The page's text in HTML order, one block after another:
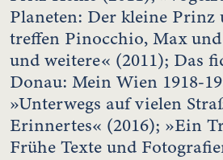
Planeten: Der kleine Prinz
treffen Pinocchio, Max
und weitere« (2011); Das
Donau: Mein Wien 1918-
»Unterwegs auf vielen
Erinnertes« (2016); »Ein
Frühe Texte und